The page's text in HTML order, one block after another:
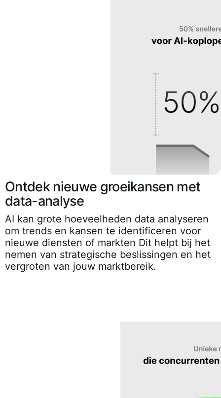
Ontdek nieuwe groeikansen met
data-analyse
AI kan grote hoeveelheden data analyseren
om trends en kansen te identificeren voor
nieuwe diensten of markten Dit helpt bij het
nemen van strategische beslissingen en het
vergroten van jouw marktbereik.